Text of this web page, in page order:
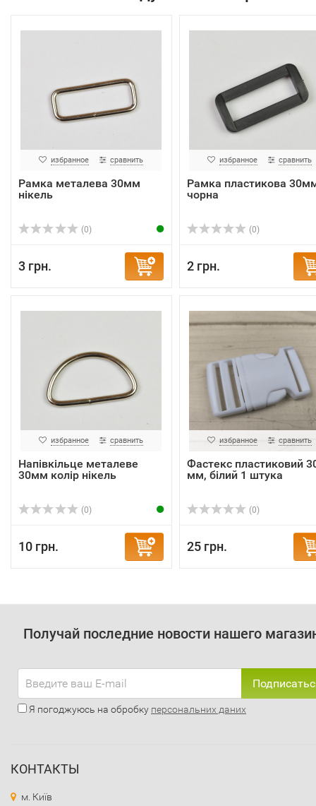
избранное сравнить
Рамка металева 30мм
нікель
(0)
3 грн.
избранное сравнить
Рамка пластикова
чорна
(0)
2 грн.
избранное сравнить
Напівкільце металеве
30мм колір нікель
(0)
10 грн.
избранное сравнить
Фастекс пластиковий
мм, білий 1 штука
(0)
25 грн.
Получай последние новости нашего
Я погоджуюсь на обробку персональних даних
КОНТАКТЫ
м. Київ